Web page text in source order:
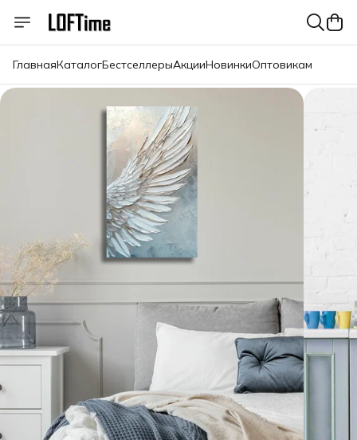
ГлавнаяКаталогБестселлерыАкцииНовинкиОптовикам